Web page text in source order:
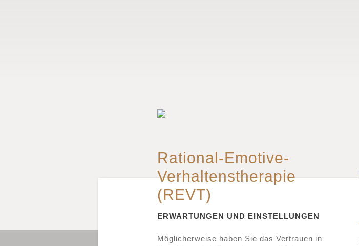
Rational-Emotive-
Verhaltens­therapie
(REVT)
ERWARTUNGEN UND EINSTELLUNGEN
Möglicherweise haben Sie das Vertrauen in